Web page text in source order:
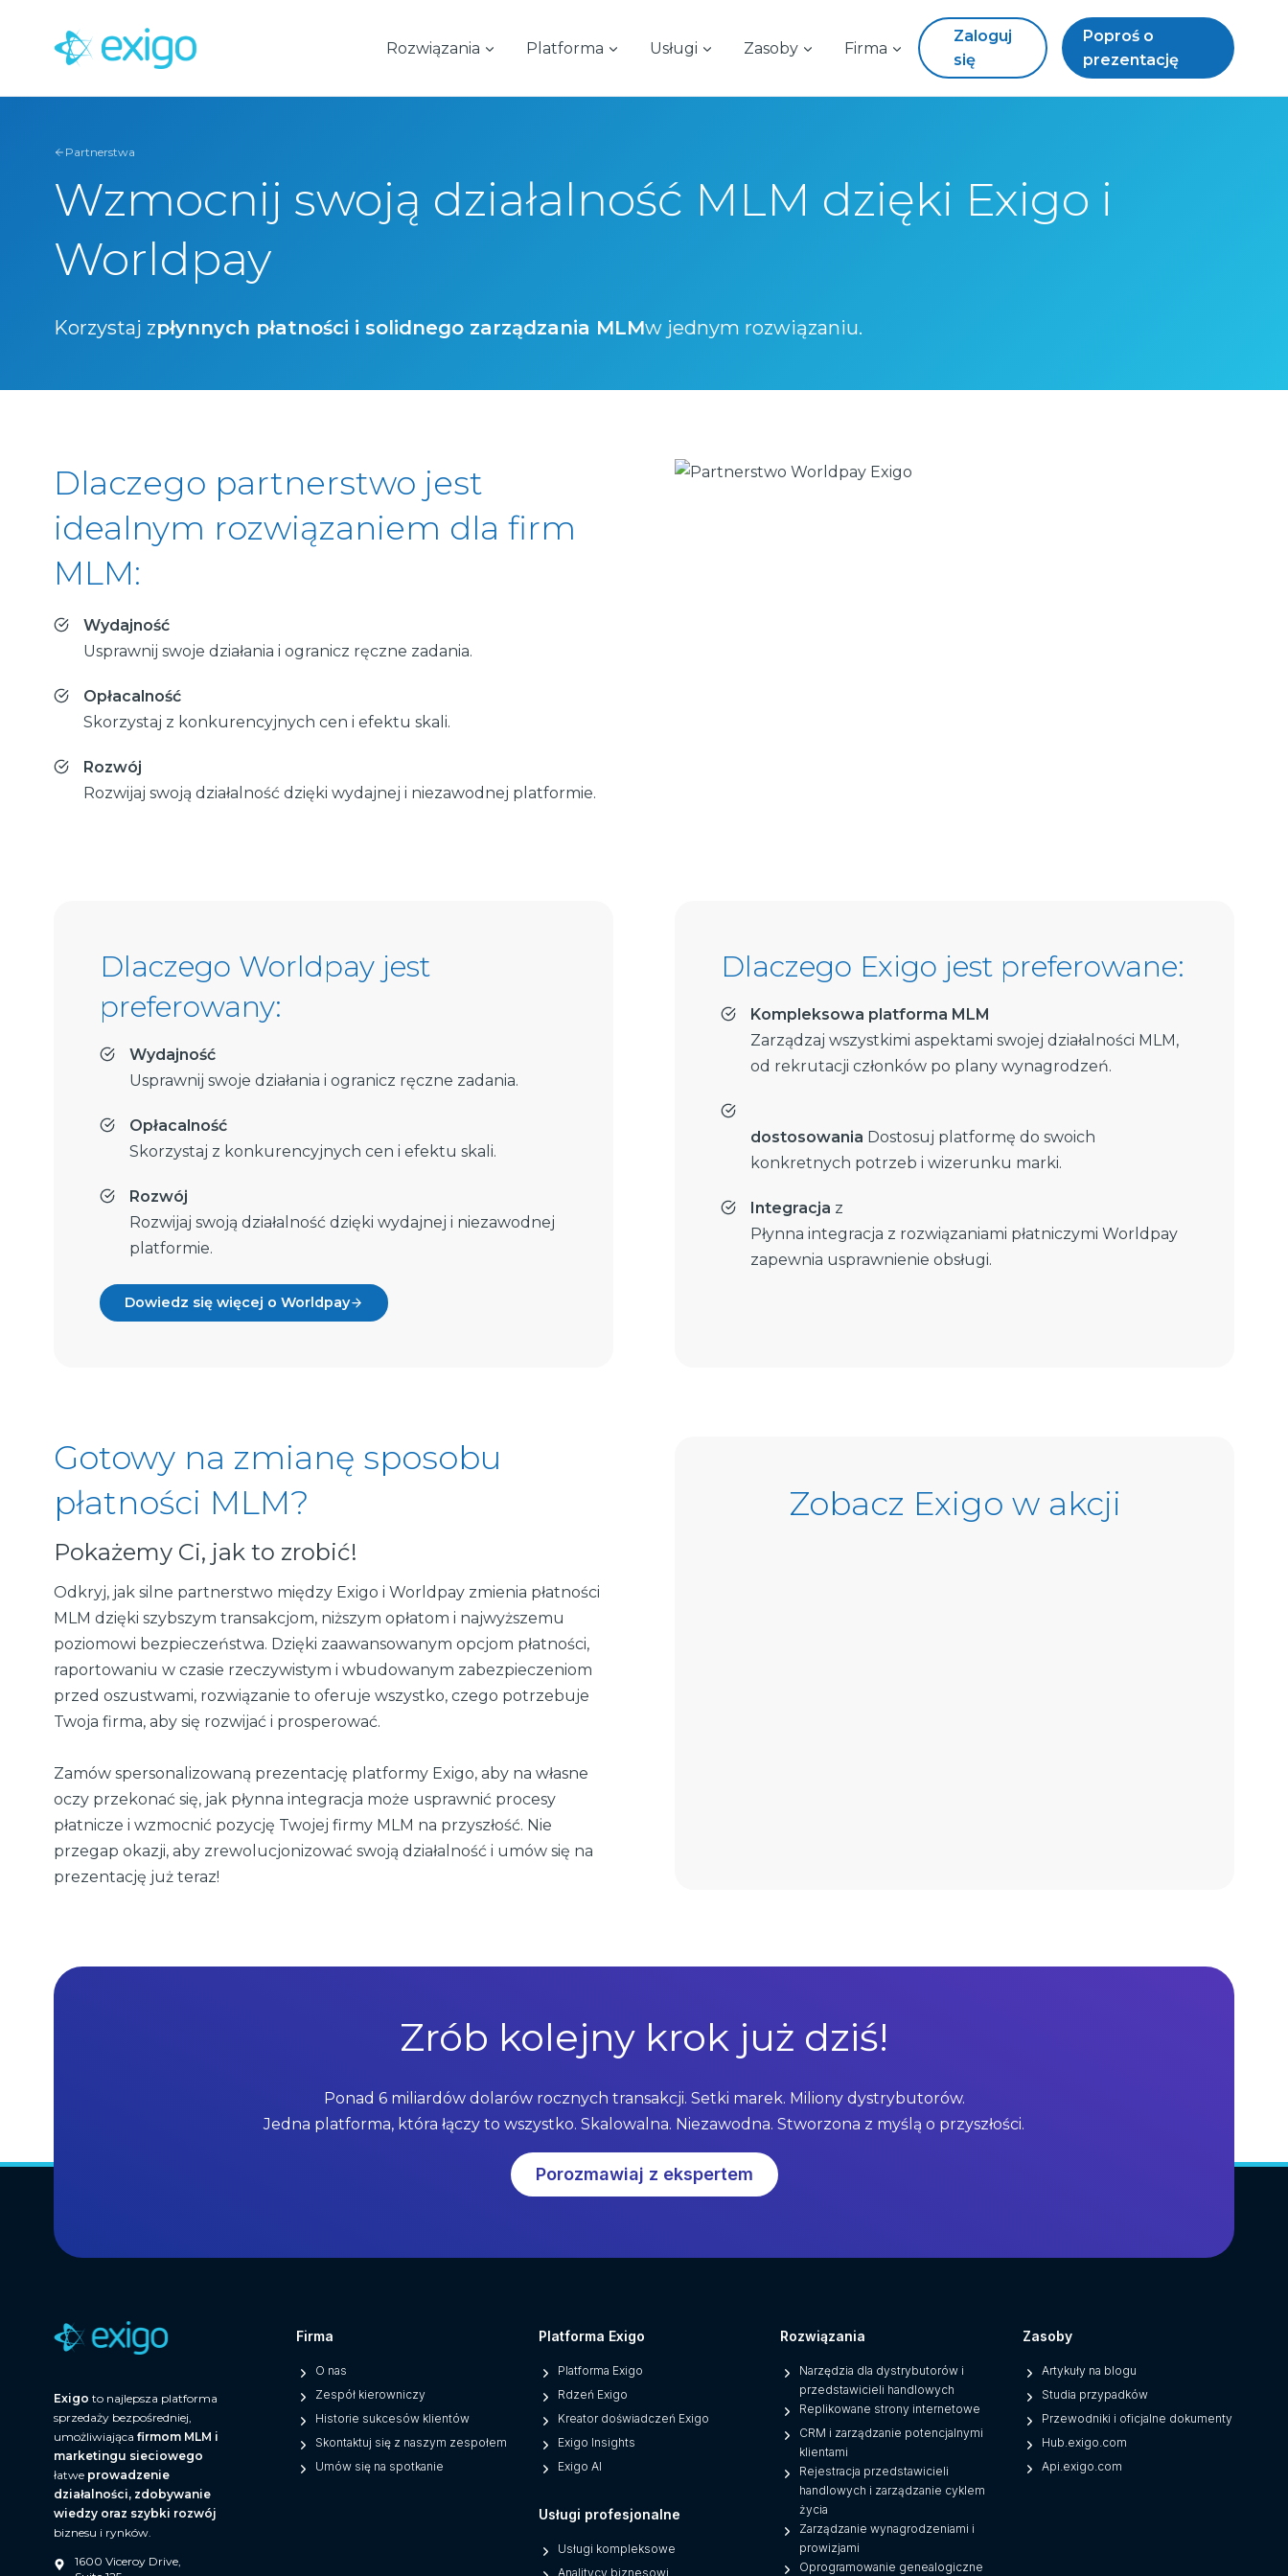
Rozwiązania Platforma Usługi Zasoby Firma
Zaloguj
się
Poproś o
prezentację
Partnerstwa
Wzmocnij swoją działalność MLM dzięki Exigo i
Worldpay
Korzystaj zpłynnych płatności i solidnego zarządzania MLMw jednym rozwiązaniu.
Dlaczego partnerstwo jest
idealnym rozwiązaniem dla firm
MLM:
Wydajność
Usprawnij swoje działania i ogranicz ręczne zadania.
Opłacalność
Skorzystaj z konkurencyjnych cen i efektu skali.
Rozwój
Rozwijaj swoją działalność dzięki wydajnej i niezawodnej platformie.
Dlaczego Worldpay jest
preferowany:
Wydajność
Usprawnij swoje działania i ogranicz ręczne zadania.
Opłacalność
Skorzystaj z konkurencyjnych cen i efektu skali.
Rozwój
Rozwijaj swoją działalność dzięki wydajnej i niezawodnej
platformie.
Dowiedz się więcej o Worldpay
Dlaczego Exigo jest preferowane:
Kompleksowa platforma MLM
Zarządzaj wszystkimi aspektami swojej działalności MLM,
od rekrutacji członków po plany wynagrodzeń.
dostosowania Dostosuj platformę do swoich
konkretnych potrzeb i wizerunku marki.
Integracja z
Płynna integracja z rozwiązaniami płatniczymi Worldpay
zapewnia usprawnienie obsługi.
Gotowy na zmianę sposobu
płatności MLM?
Pokażemy Ci, jak to zrobić!
Odkryj, jak silne partnerstwo między Exigo i Worldpay zmienia płatności
MLM dzięki szybszym transakcjom, niższym opłatom i najwyższemu
poziomowi bezpieczeństwa. Dzięki zaawansowanym opcjom płatności,
raportowaniu w czasie rzeczywistym i wbudowanym zabezpieczeniom
przed oszustwami, rozwiązanie to oferuje wszystko, czego potrzebuje
Twoja firma, aby się rozwijać i prosperować.
Zamów spersonalizowaną prezentację platformy Exigo, aby na własne
oczy przekonać się, jak płynna integracja może usprawnić procesy
płatnicze i wzmocnić pozycję Twojej firmy MLM na przyszłość. Nie
przegap okazji, aby zrewolucjonizować swoją działalność i umów się na
prezentację już teraz!
Zobacz Exigo w akcji
Zrób kolejny krok już dziś!
Ponad 6 miliardów dolarów rocznych transakcji. Setki marek. Miliony dystrybutorów.
Jedna platforma, która łączy to wszystko. Skalowalna. Niezawodna. Stworzona z myślą o przyszłości.
Porozmawiaj z ekspertem
Exigo to najlepsza platforma
sprzedaży bezpośredniej,
umożliwiająca firmom MLM i
marketingu sieciowego
łatwe prowadzenie
działalności, zdobywanie
wiedzy oraz szybki rozwój
biznesu i rynków.
1600 Viceroy Drive,
Firma
O nas
Zespół kierowniczy
Historie sukcesów klientów
Skontaktuj się z naszym zespołem
Umów się na spotkanie
Platforma Exigo
Platforma Exigo
Rdzeń Exigo
Kreator doświadczeń Exigo
Exigo Insights
Exigo AI
Usługi profesjonalne
Usługi kompleksowe
Analitycy biznesowi
Rozwiązania
Narzędzia dla dystrybutorów i
przedstawicieli handlowych
Replikowane strony internetowe
CRM i zarządzanie potencjalnymi
klientami
Rejestracja przedstawicieli
handlowych i zarządzanie cyklem
życia
Zarządzanie wynagrodzeniami i
prowizjami
Oprogramowanie genealogiczne
Zasoby
Artykuły na blogu
Studia przypadków
Przewodniki i oficjalne dokumenty
Hub.exigo.com
Api.exigo.com